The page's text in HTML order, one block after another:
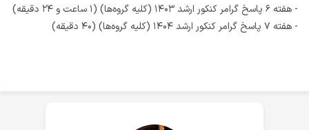
- هفته ۶ پاسخ گرامر کنکور ارشد ۱۴۰۳ (کلیه گروه‌ها) (۱ ساعت و ۲۴ دقیقه)
- هفته ۷ پاسخ گرامر کنکور ارشد ۱۴۰۴ (کلیه گروه‌ها) (۴۰ دقیقه)